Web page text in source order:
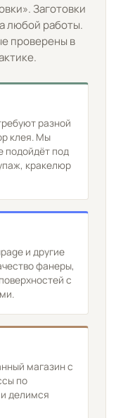
Заготовки
любой работы.
проверены в
разной
клея. Мы
подойдёт под
кракелюр
и другие
фанеры,
с
магазин с
по
делимся